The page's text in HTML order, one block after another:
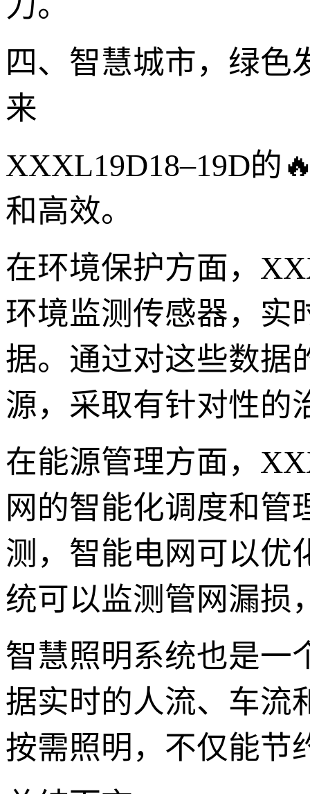
四、智慧城市，绿色
来
XXXL19D18–19D的
和高效。
在环境保护方面，
环境监测传感器，实
据。通过对这些数据
源，采取有针对性的
在能源管理方面，
网的智能化调度和管
测，智能电网可以优
统可以监测管网漏损
智慧照明系统也是一
据实时的人流、车流
按需照明，不仅能节